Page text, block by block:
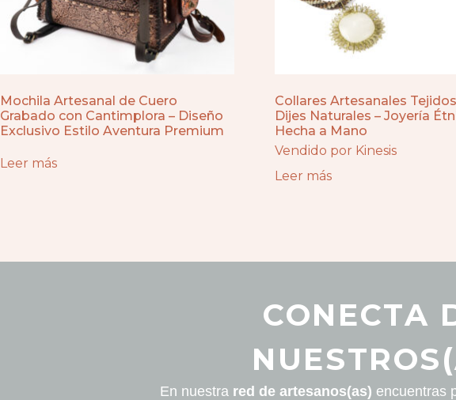
Mochila Artesanal de Cuero
Grabado con Cantimplora – Diseño
Exclusivo Estilo Aventura Premium
Leer más
Collares Artesanales
Dijes Naturales – Joyería
Hecha a Mano
Vendido por Kinesis
Leer más
CONECTA
En nuestra red de artesanos(as) encuentras